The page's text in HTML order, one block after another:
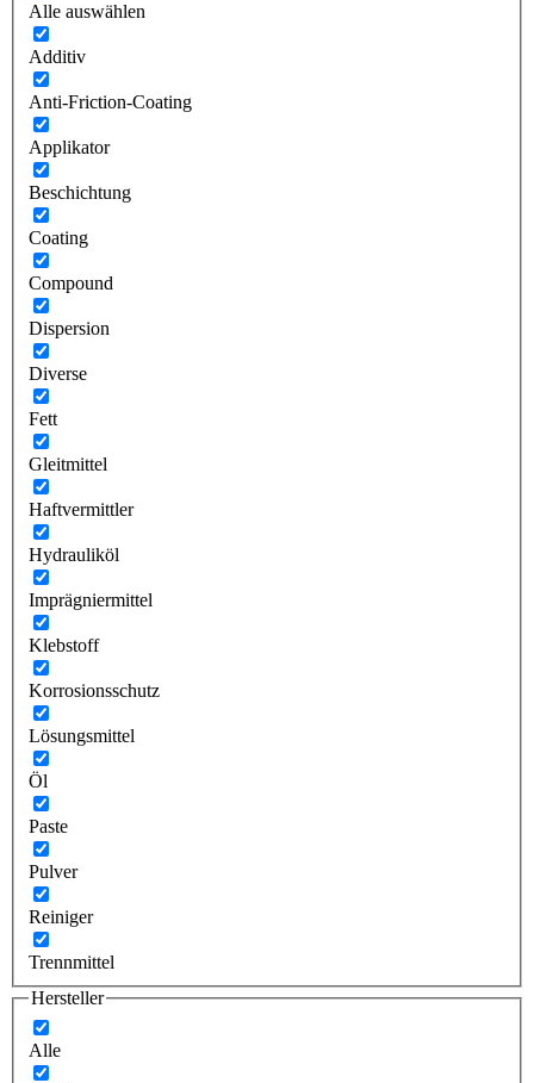
Alle auswählen
Additiv
Anti-Friction-Coating
Applikator
Beschichtung
Coating
Compound
Dispersion
Diverse
Fett
Gleitmittel
Haftvermittler
Hydrauliköl
Imprägniermittel
Klebstoff
Korrosionsschutz
Lösungsmittel
Öl
Paste
Pulver
Reiniger
Trennmittel
Hersteller
Alle